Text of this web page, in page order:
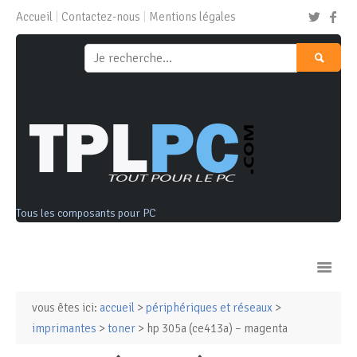
Accueil Contactez-nous Mentions légales
Tous les composants pour PC
Ordinateurs & Tablettes
Composants
vous êtes ici: accueil > périphériques et réseaux >
imprimantes > toner > hp 305a (ce413a) – magenta